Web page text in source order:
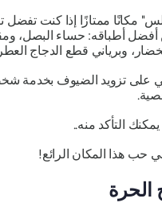
مكانًا ممتازًا إذا كنت تفضل
أطباقه: حساء البصل،
وبرياني قطع الدجاج
على تزويد الضيوف بخدمة
التأكد منه..
هذا المكان الرائع!